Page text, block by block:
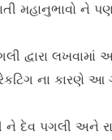
મહાનુભાવો ને
દ્વારા
ના કારણે
દેવ પગલી અને